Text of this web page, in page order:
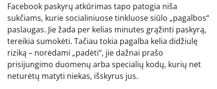
Facebook paskyrų atkūrimas tapo patogia niša
sukčiams, kurie socialiniuose tinkluose siūlo „pagalbos“
paslaugas. Jie žada per kelias minutes grąžinti paskyrą,
tereikia sumokėti. Tačiau tokia pagalba kelia didžiulę
riziką – norėdami „padėti“, jie dažnai prašo
prisijungimo duomenų arba specialių kodų, kurių net
neturėtų matyti niekas, išskyrus jus.